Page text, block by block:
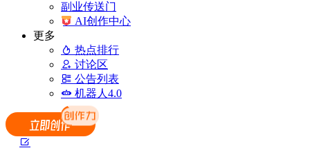
副业传送门
AI创作中心
更多
热点排行
讨论区
公告列表
机器人4.0